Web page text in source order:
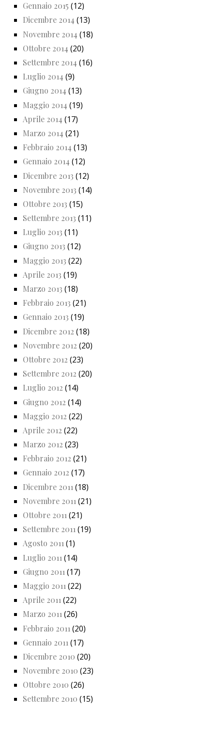
Gennaio 2015 (12)
Dicembre 2014 (13)
Novembre 2014 (18)
Ottobre 2014 (20)
Settembre 2014 (16)
Luglio 2014 (9)
Giugno 2014 (13)
Maggio 2014 (19)
Aprile 2014 (17)
Marzo 2014 (21)
Febbraio 2014 (13)
Gennaio 2014 (12)
Dicembre 2013 (12)
Novembre 2013 (14)
Ottobre 2013 (15)
Settembre 2013 (11)
Luglio 2013 (11)
Giugno 2013 (12)
Maggio 2013 (22)
Aprile 2013 (19)
Marzo 2013 (18)
Febbraio 2013 (21)
Gennaio 2013 (19)
Dicembre 2012 (18)
Novembre 2012 (20)
Ottobre 2012 (23)
Settembre 2012 (20)
Luglio 2012 (14)
Giugno 2012 (14)
Maggio 2012 (22)
Aprile 2012 (22)
Marzo 2012 (23)
Febbraio 2012 (21)
Gennaio 2012 (17)
Dicembre 2011 (18)
Novembre 2011 (21)
Ottobre 2011 (21)
Settembre 2011(19)
Agosto 2011(1)
Luglio 2011 (14)
Giugno 2011 (17)
Maggio 2011 (22)
Aprile 2011 (22)
Marzo 2011(26)
Febbraio 2011 (20)
Gennaio 2011 (17)
Dicembre 2010 (20)
Novembre 2010 (23)
Ottobre 2010 (26)
Settembre 2010 (15)